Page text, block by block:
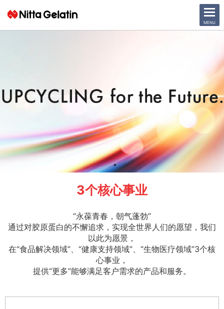
CLOSE
MENU
3个核心事业
“永葆青春，朝气蓬勃”
通过对胶原蛋白的不懈追求，实现全世界人们的愿望，我们
以此为愿景，
在“食品解决领域”、“健康支持领域”、“生物医疗领域”3个核
心事业，
提供“更多”能够满足客户需求的产品和服务。
日本語 English
交通方式